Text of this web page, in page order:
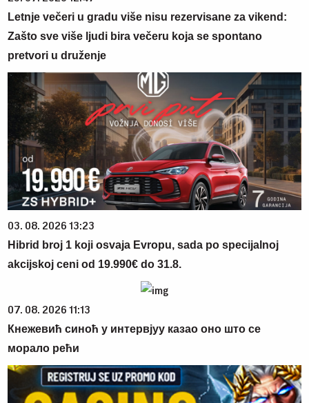
Letnje večeri u gradu više nisu rezervisane za vikend:
Zašto sve više ljudi bira večeru koja se spontano
pretvori u druženje
03. 08. 2026 13:23
Hibrid broj 1 koji osvaja Evropu, sada po specijalnoj
akcijskoj ceni od 19.990€ do 31.8.
07. 08. 2026 11:13
Кнежевић синоћ у интервјуу казао оно што се
морало рећи